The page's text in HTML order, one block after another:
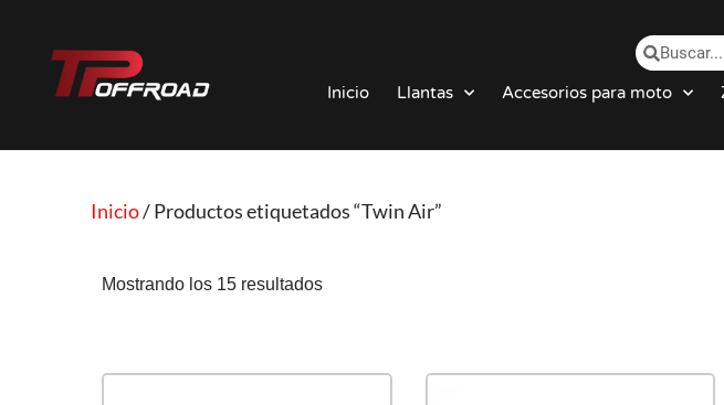
Saltar
Inicio Llantas Accesorios para moto
Inicio/ Productos etiquetados “Twin Air”
Mostrando los 15 resultados